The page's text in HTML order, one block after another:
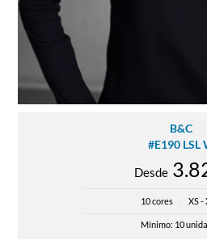
B&C
#E190 LSL
Desde
10 cores XS -
Mínimo: 10